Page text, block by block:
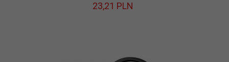
23,21 PLN